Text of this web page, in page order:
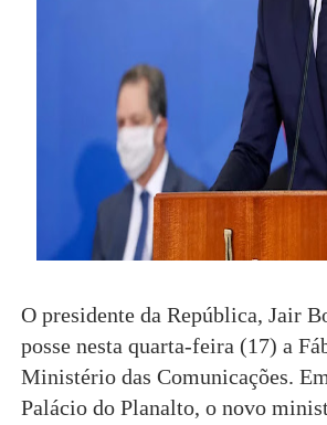
O presidente da República, Jair
posse nesta quarta-feira (17) a
Ministério das Comunicações.
Palácio do Planalto, o novo